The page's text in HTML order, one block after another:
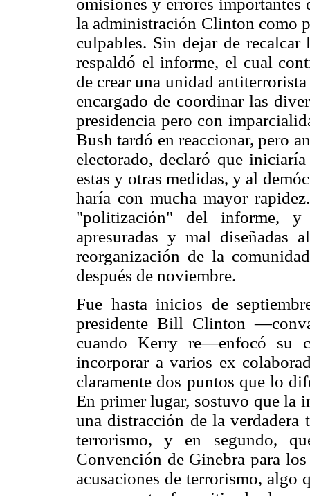
la administración Clinton como
culpables. Sin dejar de
respaldó el informe, el cual
de crear una unidad
encargado de coordinar las
presidencia pero con
Bush tardó en reaccionar, pero
electorado, declaró que
estas y otras medidas, y al
haría con mucha mayor
"politización" del informe,
apresuradas y mal diseñadas
reorganización de la
después de noviembre.
Fue hasta inicios de
presidente Bill Clinton
cuando Kerry re—enfocó su
incorporar a varios ex
claramente dos puntos que lo
En primer lugar, sostuvo que la
una distracción de la verdadera
terrorismo, y en segundo,
Convención de Ginebra para
acusaciones de terrorismo, algo